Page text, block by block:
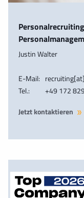
Personalrecruiting
Justin Walter
E-Mail:
Tel.:
+49 172
Jetzt kontaktieren